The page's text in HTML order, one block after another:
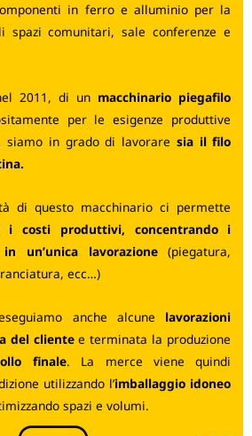
in ferro e alluminio per la
spazi comunitari, sale conferenze e
2011, di un macchinario piegafilo
per le esigenze produttive
siamo in grado di lavorare sia il filo
di questo macchinario ci permette
i costi produttivi, concentrando i
un’unica lavorazione(piegatura,
ecc…)
anche alcune lavorazioni
del clientee terminata la produzione
finale. La merce viene quindi
utilizzando l’imballaggio idoneo
spazi e volumi.